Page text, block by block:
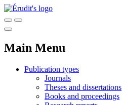
Main Menu
Publication types
Journals
Theses and dissertations
Books and proceedings